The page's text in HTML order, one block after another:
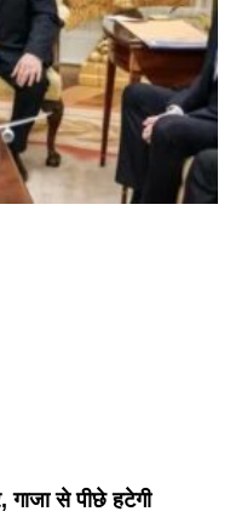
गाजा से पीछे हटेगी